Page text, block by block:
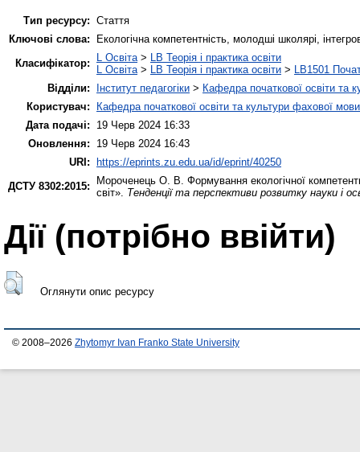
Тип ресурсу: Стаття
Ключові слова:
Екологічна компетентність, молодші школярі,
Класифікатор:
L Освіта > LB Теорія і практика освіти
L Освіта > LB Теорія і практика освіти > LB1501
Відділи:
Інститут педагогіки > Кафедра початкової освіти та
Користувач:
Кафедра початкової освіти та культури фахової мови
Дата подачі:
19 Черв 2024 16:33
Оновлення:
19 Черв 2024 16:43
URI: https://eprints.zu.edu.ua/id/eprint/40250
ДСТУ 8302:2015:
Мороченець О. В. Формування екологічної
світ». Тенденції та перспективи розвитку науки і
Дії ​​(потрібно ввійти)
Оглянути опис ресурсу
© 2008–2026 Zhytomyr Ivan Franko State University